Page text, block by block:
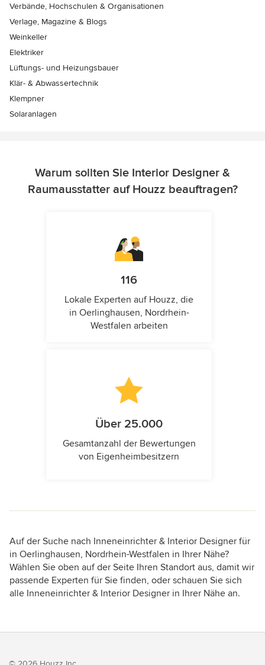
Verbände, Hochschulen & Organisationen
Verlage, Magazine & Blogs
Weinkeller
Elektriker
Lüftungs- und Heizungsbauer
Klär- & Abwassertechnik
Klempner
Solaranlagen
Warum sollten Sie Interior Designer &
Raumausstatter auf Houzz beauftragen?
116
Lokale Experten auf Houzz, die
in Oerlinghausen, Nordrhein-
Westfalen arbeiten
Über 25.000
Gesamtanzahl der Bewertungen
von Eigenheimbesitzern
Auf der Suche nach Inneneinrichter & Interior Designer für
in Oerlinghausen, Nordrhein-Westfalen in Ihrer Nähe?
Wählen Sie oben auf der Seite Ihren Standort aus, damit wir
passende Experten für Sie finden, oder schauen Sie sich
alle Inneneinrichter & Interior Designer in Ihrer Nähe an.